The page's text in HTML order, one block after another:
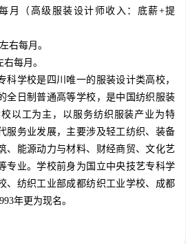
月（高级服装设计师收入：底薪+提
右每月。
每月。
科学校是四川唯一的服装设计类高校，
全日制普通高等学校，是中国纺织服装
以工为主，以服务纺织服装产业为特
服务业发展，主要涉及轻工纺织、装备
、能源动力与材料、财经商贸、文化艺
专业。学校前身为国立中央技艺专科学
、纺织工业部成都纺织工业学校、成都
年更为现名。